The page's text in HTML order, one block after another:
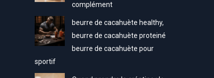
complément
beurre de cacahuète healthy,
beurre de cacahuète proteiné
beurre de cacahuète pour
sportif